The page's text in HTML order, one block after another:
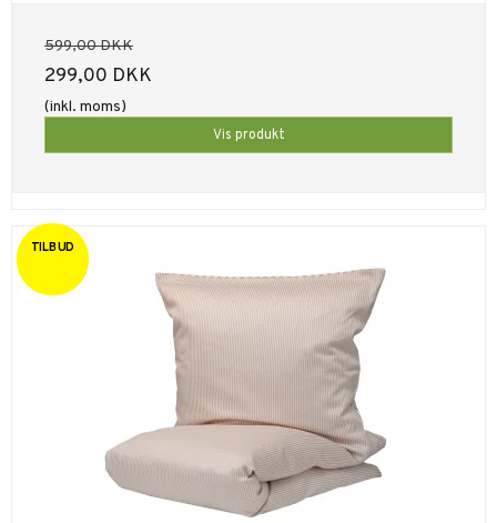
599,00 DKK
299,00 DKK
(inkl. moms)
Vis produkt
TILBUD